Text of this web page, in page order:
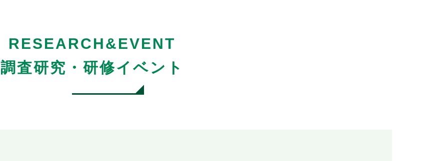
RESEARCH&EVENT
調査研究・研修イベント